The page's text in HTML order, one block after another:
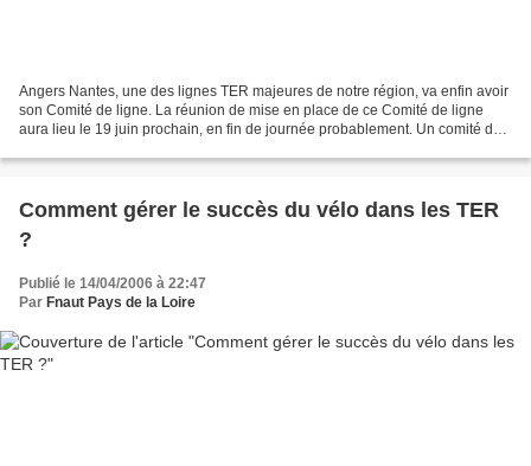
Angers Nantes, une des lignes TER majeures de notre région, va enfin avoir
son Comité de ligne. La réunion de mise en place de ce Comité de ligne
aura lieu le 19 juin prochain, en fin de journée probablement. Un comité de
Comment gérer le succès du vélo dans les TER
?
Publié le 14/04/2006 à 22:47
Par Fnaut Pays de la Loire